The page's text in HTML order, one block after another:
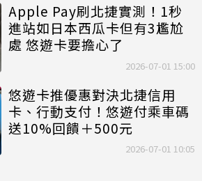
Apple Pay刷北捷實測！1秒
進站如日本西瓜卡但有3尷尬
處 悠遊卡要擔心了
2026-07-01 15:00
悠遊卡推優惠對決北捷信用
卡、行動支付！悠遊付乘車碼
送10%回饋＋500元
2026-07-01 10:05